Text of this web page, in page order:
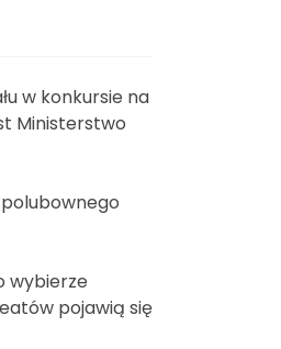
w konkursie na
Ministerstwo
wybierze
pojawią się